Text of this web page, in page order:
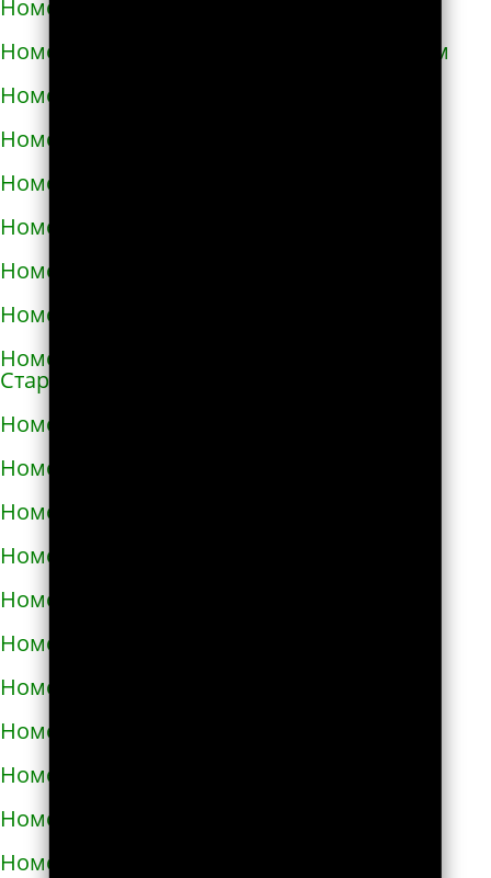
Номера телефонов такси в Славутиче
Номера телефонов такси в Слобожанском
Номера телефонов такси в Смеле
Номера телефонов такси в Снигирёвке
Номера телефонов такси в Снятыне
Номера телефонов такси в Сокале
Номера телефонов такси в Солоницевке
Номера телефонов такси в Сосновке
Номера телефонов такси в
Староконстантинове
Номера телефонов такси в Стебнике
Номера телефонов такси в Стрые
Номера телефонов такси в Сумах
Номера телефонов такси в Таврийске
Номера телефонов такси в Тальном
Номера телефонов такси в Тараще
Номера телефонов такси в Татарбунарах
Номера телефонов такси в Теплодаре
Номера телефонов такси в Теребовле
Номера телефонов такси в Терновке
Номера телефонов такси в Тернополе